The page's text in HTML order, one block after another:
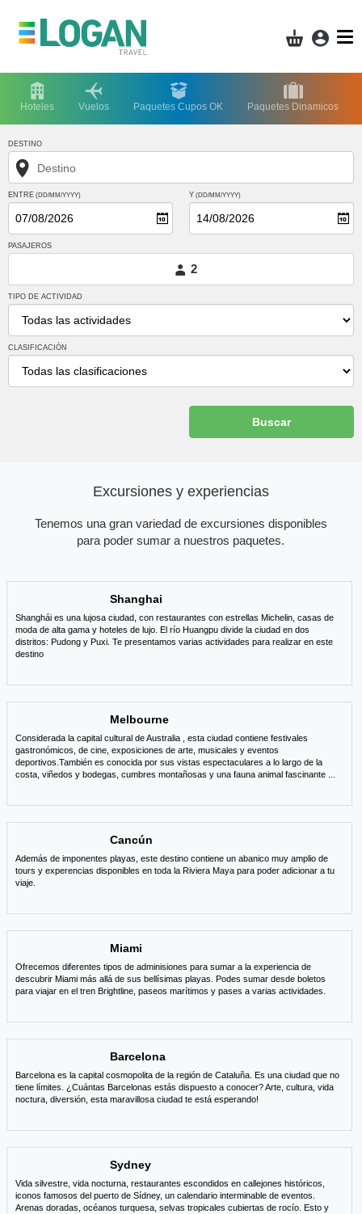
Mi compra
Hoteles Vuelos Paquetes Cupos OK Paquetes Dinamicos
DESTINO
Destino
ENTRE (DD/MM/YYYY) Y (DD/MM/YYYY)
PASAJEROS
2
TIPO DE ACTIVIDAD
CLASIFICACIÓN
Buscar
Excursiones y experiencias
Tenemos una gran variedad de excursiones disponibles
para poder sumar a nuestros paquetes.
Shanghai
Shanghái es una lujosa ciudad, con restaurantes con estrellas Michelin, casas de
moda de alta gama y hoteles de lujo. El río Huangpu divide la ciudad en dos
distritos: Pudong y Puxi. Te presentamos varias actividades para realizar en este
destino
Melbourne
Considerada la capital cultural de Australia , esta ciudad contiene festivales
gastronómicos, de cine, exposiciones de arte, musicales y eventos
deportivos.También es conocida por sus vistas espectaculares a lo largo de la
costa, viñedos y bodegas, cumbres montañosas y una fauna animal fascinante
Cancún
Además de imponentes playas, este destino contiene un abanico muy amplio de
tours y experencias disponibles en toda la Riviera Maya para poder adicionar a tu
viaje.
Miami
Ofrecemos diferentes tipos de adminisiones para sumar a la experiencia de
descubrir Miami más allá de sus bellísimas playas. Podes sumar desde boletos
para viajar en el tren Brightline, paseos marítimos y pases a varias actividades.
Barcelona
Barcelona es la capital cosmopolita de la región de Cataluña. Es una ciudad que no
tiene límites. ¿Cuántas Barcelonas estás dispuesto a conocer? Arte, cultura, vida
noctura, diversión, esta maravillosa ciudad te está esperando!
Sydney
Vida silvestre, vida nocturna, restaurantes escondidos en callejones históricos,
iconos famosos del puerto de Sídney, un calendario interminable de eventos.
Arenas doradas, océanos turquesa, selvas tropicales cubiertas de rocío. Esto y